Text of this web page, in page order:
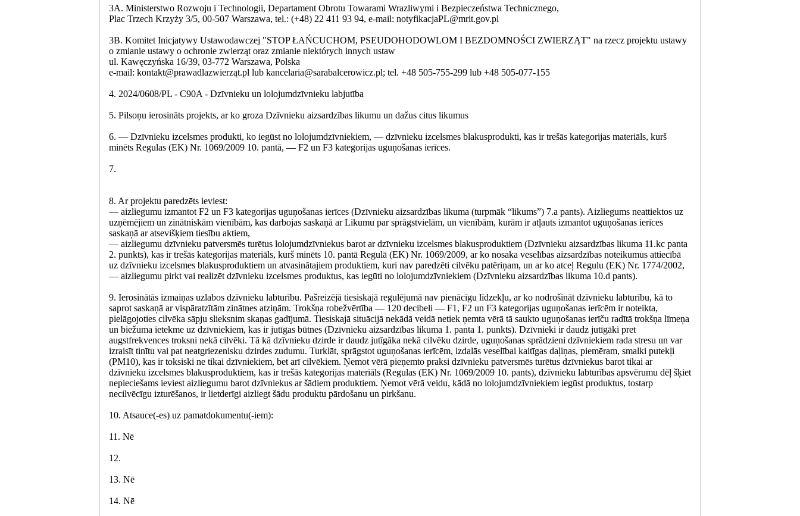
3A. Ministerstwo Rozwoju i Technologii, Departament Obrotu Towarami Wrazliwymi i Bezpieczeństwa Technicznego,
Plac Trzech Krzyży 3/5, 00-507 Warszawa, tel.: (+48) 22 411 93 94, e-mail: notyfikacjaPL@mrit.gov.pl
3B. Komitet Inicjatywy Ustawodawczej "STOP ŁAŃCUCHOM, PSEUDOHODOWLOM I BEZDOMNOŚCI ZWIERZĄT" na rzecz projektu ustawy
o zmianie ustawy o ochronie zwierząt oraz zmianie niektórych innych ustaw
ul. Kawęczyńska 16/39, 03-772 Warszawa, Polska
e-mail: kontakt@prawadlazwierząt.pl lub kancelaria@sarabalcerowicz.pl; tel. +48 505-755-299 lub +48 505-077-155
4. 2024/0608/PL - C90A - Dzīvnieku un lolojumdzīvnieku labjutība
5. Pilsoņu ierosināts projekts, ar ko groza Dzīvnieku aizsardzības likumu un dažus citus likumus
6. — Dzīvnieku izcelsmes produkti, ko iegūst no lolojumdzīvniekiem, — dzīvnieku izcelsmes blakusprodukti, kas ir trešās kategorijas materiāls, kurš
minēts Regulas (EK) Nr. 1069/2009 10. pantā, — F2 un F3 kategorijas uguņošanas ierīces.
7.
8. Ar projektu paredzēts ieviest:
— aizliegumu izmantot F2 un F3 kategorijas uguņošanas ierīces (Dzīvnieku aizsardzības likuma (turpmāk “likums”) 7.a pants). Aizliegums neattiektos uz
uzņēmējiem un zinātniskām vienībām, kas darbojas saskaņā ar Likumu par sprāgstvielām, un vienībām, kurām ir atļauts izmantot uguņošanas ierīces
saskaņā ar atsevišķiem tiesību aktiem,
— aizliegumu dzīvnieku patversmēs turētus lolojumdzīvniekus barot ar dzīvnieku izcelsmes blakusproduktiem (Dzīvnieku aizsardzības likuma 11.kc panta
2. punkts), kas ir trešās kategorijas materiāls, kurš minēts 10. pantā Regulā (EK) Nr. 1069/2009, ar ko nosaka veselības aizsardzības noteikumus attiecībā
uz dzīvnieku izcelsmes blakusproduktiem un atvasinātajiem produktiem, kuri nav paredzēti cilvēku patēriņam, un ar ko atceļ Regulu (EK) Nr. 1774/2002,
— aizliegumu pirkt vai realizēt dzīvnieku izcelsmes produktus, kas iegūti no lolojumdzīvniekiem (Dzīvnieku aizsardzības likuma 10.d pants).
9. Ierosinātās izmaiņas uzlabos dzīvnieku labturību. Pašreizējā tiesiskajā regulējumā nav pienācīgu līdzekļu, ar ko nodrošināt dzīvnieku labturību, kā to
saprot saskaņā ar vispāratzītām zinātnes atziņām. Trokšņa robežvērtība — 120 decibeli — F1, F2 un F3 kategorijas uguņošanas ierīcēm ir noteikta,
pielāgojoties cilvēka sāpju slieksnim skaņas gadījumā. Tiesiskajā situācijā nekādā veidā netiek ņemta vērā tā saukto uguņošanas ierīču radītā trokšņa līmeņa
un biežuma ietekme uz dzīvniekiem, kas ir jutīgas būtnes (Dzīvnieku aizsardzības likuma 1. panta 1. punkts). Dzīvnieki ir daudz jutīgāki pret
augstfrekvences troksni nekā cilvēki. Tā kā dzīvnieku dzirde ir daudz jutīgāka nekā cilvēku dzirde, uguņošanas sprādzieni dzīvniekiem rada stresu un var
izraisīt tinītu vai pat neatgriezenisku dzirdes zudumu. Turklāt, sprāgstot uguņošanas ierīcēm, izdalās veselībai kaitīgas daļiņas, piemēram, smalki putekļi
(PM10), kas ir toksiski ne tikai dzīvniekiem, bet arī cilvēkiem. Ņemot vērā pieņemto praksi dzīvnieku patversmēs turētus dzīvniekus barot tikai ar
dzīvnieku izcelsmes blakusproduktiem, kas ir trešās kategorijas materiāls (Regulas (EK) Nr. 1069/2009 10. pants), dzīvnieku labturības apsvērumu dēļ šķiet
nepieciešams ieviest aizliegumu barot dzīvniekus ar šādiem produktiem. Ņemot vērā veidu, kādā no lolojumdzīvniekiem iegūst produktus, tostarp
necilvēcīgu izturēšanos, ir lietderīgi aizliegt šādu produktu pārdošanu un pirkšanu.
10. Atsauce(-es) uz pamatdokumentu(-iem):
11. Nē
12.
13. Nē
14. Nē